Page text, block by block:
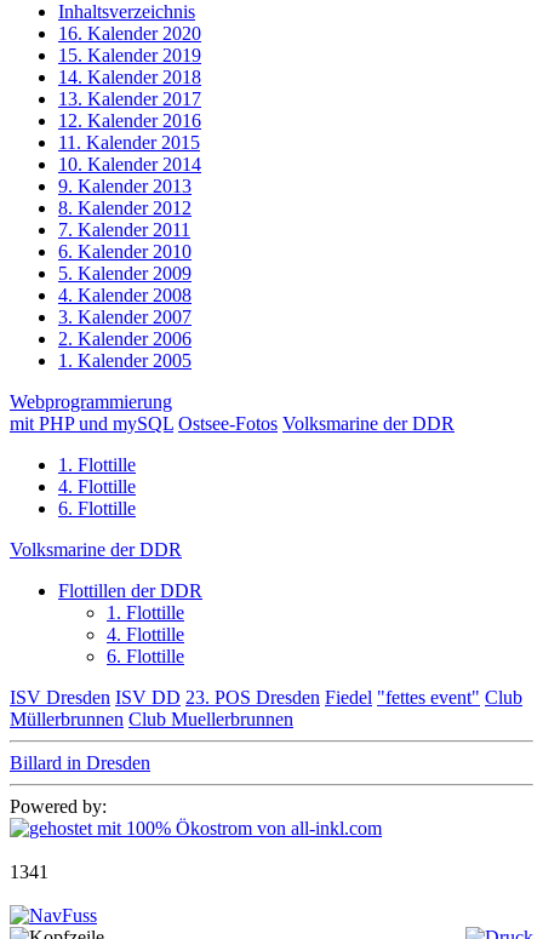
Inhaltsverzeichnis
16. Kalender 2020
15. Kalender 2019
14. Kalender 2018
13. Kalender 2017
12. Kalender 2016
11. Kalender 2015
10. Kalender 2014
9. Kalender 2013
8. Kalender 2012
7. Kalender 2011
6. Kalender 2010
5. Kalender 2009
4. Kalender 2008
3. Kalender 2007
2. Kalender 2006
1. Kalender 2005
Webprogrammierung
mit PHP und mySQL Ostsee-Fotos Volksmarine der DDR
1. Flottille
4. Flottille
6. Flottille
Volksmarine der DDR
Flottillen der DDR
1. Flottille
4. Flottille
6. Flottille
ISV Dresden ISV DD 23. POS Dresden Fiedel "fettes event" Club
Müllerbrunnen Club Muellerbrunnen
Billard in Dresden
Powered by:
1341